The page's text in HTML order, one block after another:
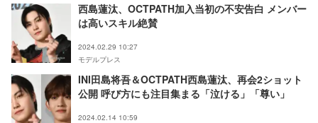
西島蓮汰、OCTPATH加入当初の不安告白 メンバー
は高いスキル絶賛
2024.02.29 10:27
モデルプレス
INI田島将吾＆OCTPATH西島蓮汰、再会2ショット
公開 呼び方にも注目集まる「泣ける」「尊い」
2024.02.14 10:59